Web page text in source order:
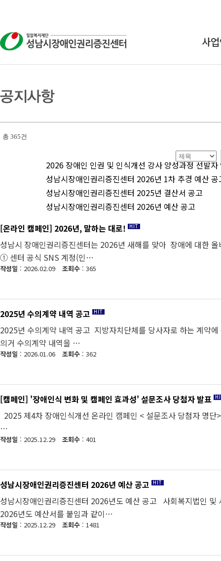
사
총 365건
2026 장애인 인권 및 인식개선 강사 양성과정 선발자
성남시장애인권리증진센터 2026년 1차 추경 예산 공
성남시장애인권리증진센터 2025년 결산서 공고
성남시장애인권리증진센터 2026년 예산 공고
[온라인 캠페인] 2026년, 말하는 대로!
성남시 장애인권리증진센터는 2026년 새해를 맞아 장애에 대한
① 센터 공식 SNS 계정(인…
작성일 : 2026.02.09 조회수 : 365
2025년 수의계약 내역 공고
2025년 수의계약 내역 공고 지방자치단체를 당사자로 하는 계약
의거 수의계약 내역을 …
작성일 : 2026.01.06 조회수 : 362
[캠페인] '장애인식 변화 및 캠페인 효과성' 설문조사 당첨자 발표
2025 제4차 장애인식개선 온라인 캠페인 < 설문조사 당첨자 명
…
작성일 : 2025.12.29 조회수 : 401
성남시장애인권리증진센터 2026년 예산 공고
성남시장애인권리증진센터 2026년도 예산 공고 사회복지법인 및
2026년도 예산서를 붙임과 같이…
작성일 : 2025.12.29 조회수 : 1481